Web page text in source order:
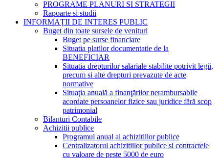
PROGRAME PLANURI SI STRATEGII
Rapoarte si studii
INFORMAȚII DE INTERES PUBLIC
Buget din toate sursele de venituri
Buget pe surse financiare
Situatia platilor documentatie de la
BENEFICIAR
Situatia drepturilor salariale stabilite potrivit legii,
precum si alte drepturi prevazute de acte
normative
Situaţia anuală a finanţărilor nerambursabile
acordate persoanelor fizice sau juridice fără scop
patrimonial
Bilanturi Contabile
Achizitii publice
Programul anual al achizitiilor publice
Centralizatorul achizitiilor publice si contractele
cu valoare de peste 5000 de euro